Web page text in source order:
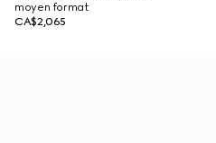
moyen format
CA$2,065